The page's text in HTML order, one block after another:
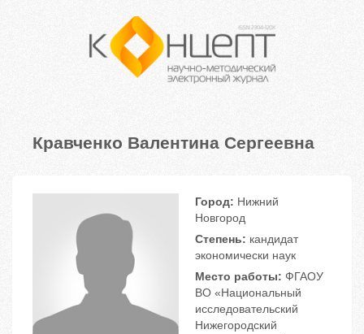
Кравченко Валентина Сергеевна
Город: Нижний
Новгород
Степень: кандидат
экономически наук
Место работы: ФГАОУ
ВО «Национальный
исследовательский
Нижегородский